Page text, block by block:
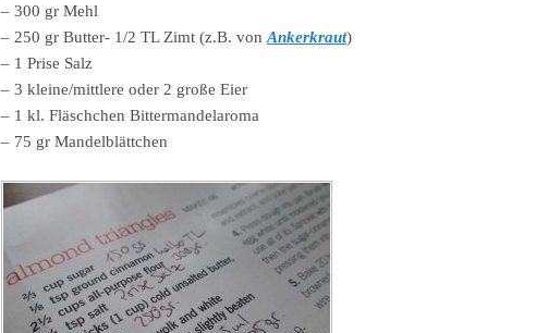
– 300 gr Mehl
– 250 gr Butter- 1/2 TL Zimt (z.B. von Ankerkraut)
– 1 Prise Salz
– 3 kleine/mittlere oder 2 große Eier
– 1 kl. Fläschchen Bittermandelaroma
– 75 gr Mandelblättchen